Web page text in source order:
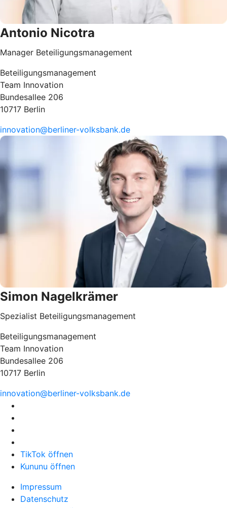
Antonio Nicotra
Manager Beteiligungsmanagement
Beteiligungsmanagement
Team Innovation
Bundesallee 206
10717 Berlin
innovation@berliner-volksbank.de
Simon Nagelkrämer
Spezialist Beteiligungsmanagement
Beteiligungsmanagement
Team Innovation
Bundesallee 206
10717 Berlin
innovation@berliner-volksbank.de
TikTok öffnen
Kununu öffnen
Impressum
Datenschutz